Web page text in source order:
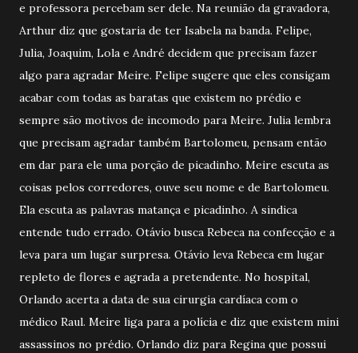
e professora percebam ser dele. Na reunião da gravadora,
Arthur diz que gostaria de ter Isabela na banda. Felipe,
Julia, Joaquim, Lola e André decidem que precisam fazer
algo para agradar Meire. Felipe sugere que eles consigam
acabar com todas as baratas que existem no prédio e
sempre são motivos de incomodo para Meire. Julia lembra
que precisam agradar também Bartolomeu, pensam então
em dar para ele uma porção de picadinho. Meire escuta as
coisas pelos corredores, ouve seu nome e de Bartolomeu.
Ela escuta as palavras matança e picadinho. A sindica
entende tudo errado. Otávio busca Rebeca na confecção e a
leva para um lugar surpresa. Otávio leva Rebeca em lugar
repleto de flores e agrada a pretendente. No hospital,
Orlando acerta a data de sua cirurgia cardíaca com o
médico Raul. Meire liga para a polícia e diz que existem mini
assassinos no prédio. Orlando diz para Regina que possui